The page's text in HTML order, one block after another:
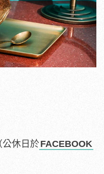
公休日於FACEBOOK